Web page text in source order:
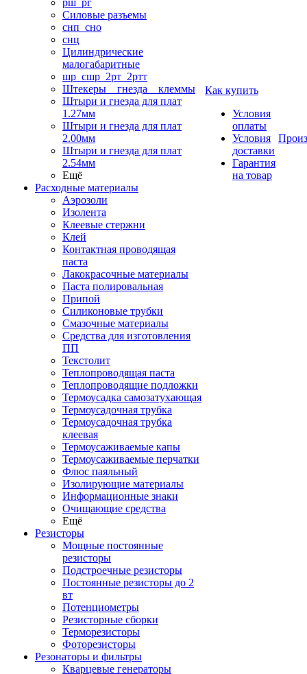
рш_рг
Силовые разъемы
снп_сно
снц
Цилиндрические
малогабаритные
шр_сшр_2рт_2ртт
Штекеры _ гнезда _ клеммы
Штыри и гнезда для плат
1.27мм
Штыри и гнезда для плат
2.00мм
Штыри и гнезда для плат
2.54мм
Ещё
Расходные материалы
Аэрозоли
Изолента
Клеевые стержни
Клей
Контактная проводящая
паста
Лакокрасочные материалы
Паста полировальная
Припой
Силиконовые трубки
Смазочные материалы
Средства для изготовления
ПП
Текстолит
Теплопроводящая паста
Теплопроводящие подложки
Термоусадка самозатухающая
Термоусадочная трубка
Термоусадочная трубка
клеевая
Термоусаживаемые капы
Термоусаживаемые перчатки
Флюс паяльный
Изолирующие материалы
Информационные знаки
Очищающие средства
Ещё
Резисторы
Мощные постоянные
резисторы
Подстроечные резисторы
Постоянные резисторы до 2
вт
Потенциометры
Резисторные сборки
Терморезисторы
Фоторезисторы
Резонаторы и фильтры
Кварцевые генераторы
Как купить
Условия
оплаты
Условия
доставки
Гарантия
на товар